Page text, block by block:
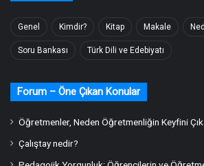
Genel Kimdir? Kitap Makale
Soru Bankası Türk Dili ve Edebiyatı
Forum – Öne Çıkan Konular
Öğretmenler, Neden Öğretmenliğin Keyfini
Çalıştay nedir?